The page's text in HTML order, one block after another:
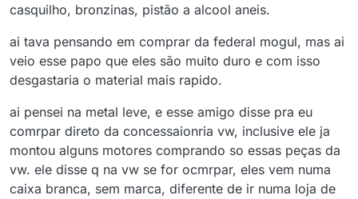
casquilho, bronzinas, pistão a alcool aneis.
ai tava pensando em comprar da federal mogul, mas ai
veio esse papo que eles são muito duro e com isso
desgastaria o material mais rapido.
ai pensei na metal leve, e esse amigo disse pra eu
comrpar direto da concessaionria vw, inclusive ele ja
montou alguns motores comprando so essas peças da
vw. ele disse q na vw se for ocmrpar, eles vem numa
caixa branca, sem marca, diferente de ir numa loja de